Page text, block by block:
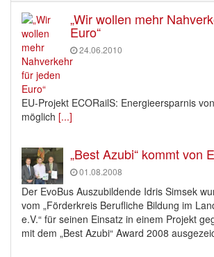
„Wir wollen mehr
Euro“
24.06.2010
EU-Projekt ECORailS: Energieersparnis
möglich [...]
„Best Azubi“ kommt von
01.08.2008
Der EvoBus Auszubildende Idris Simsek
vom „Förderkreis Berufliche Bildung im
e.V.“ für seinen Einsatz in einem Projekt
mit dem „Best Azubi“ Award 2008